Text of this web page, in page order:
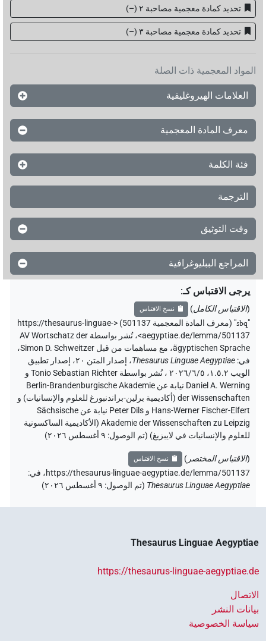
تحديد كمادة معجمية مصاحبة ٢ –
)
تحديد كمادة معجمية مصاحبة ۳ –
)
المواد المعجمية ذات الصلة
العلامات الهيروغليفية
معرف المادة المعجمية
فئة الكلمة
الترجمة
وقت التوثيق
المراجع الببليوغرافية
يرجى الاقتباس كـ:
(الاقتباس الكامل) نسخ الاقتباس
"
sbq
"
(معرف المادة المعجمية 501137) <https://thesaurus-linguae-
aegyptiae.de/lemma/501137> ،
نُشر بواسطة AV Wortschatz der
ägyptischen Sprache، مع مساهمات من قبل Simon D. Schweitzer،
في:
Thesaurus Linguae Aegyptiae،
إصدار المتن ٢٠، إصدار تطبيق
الويب ۱.٥.٢، ٢٠٢٦/٦/٥ ، نُشر بواسطة Tonio Sebastian Richter و
Daniel A. Werning نيابة عن Berlin-Brandenburgische Akademie
der Wissenschaften (أكاديمية برلين-براندنبورغ للعلوم والإنسانيات) و
Hans-Werner Fischer-Elfert و Peter Dils نيابة عن Sächsische
Akademie der Wissenschaften zu Leipzig (الأكاديمية الساكسونية
للعلوم والإنسانيات في لايبزيغ) (تم الوصول: ٩ أغسطس ٢٠٢٦ )
(الاقتباس المختصر ) نسخ الاقتباس
https://thesaurus-linguae-aegyptiae.de/lemma/501137، في:
Thesaurus Linguae Aegyptiae
(تم الوصول: ٩ أغسطس ٢٠٢٦ )
Thesaurus Linguae Aegyptiae
https://thesaurus-linguae-aegyptiae.de
الاتصال
بيانات النشر
سياسة الخصوصية